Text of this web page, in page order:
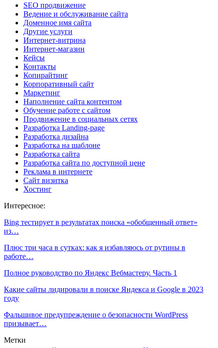
SEO продвижение
Ведение и обслуживание сайта
Доменное имя сайта
Другие услуги
Интернет-витрина
Интернет-магазин
Кейсы
Контакты
Копирайтинг
Корпоративный сайт
Маркетинг
Наполнение сайта контентом
Обучение работе с сайтом
Продвижение в социальных сетях
Разработка Landing-page
Разработка дизайна
Разработка на шаблоне
Разработка сайта
Разработка сайта по доступной цене
Реклама в интернете
Сайт визитка
Хостинг
Интересное:
Bing тестирует в результатах поиска «обобщенный ответ»
из…
Плюс три часа в сутках: как я избавляюсь от рутины в
работе…
Полное руководство по Яндекс Вебмастеру. Часть 1
Какие сайты лидировали в поиске Яндекса и Google в 2023
году
Фальшивое предупреждение о безопасности WordPress
призывает…
Метки